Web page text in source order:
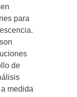
para
de
medida